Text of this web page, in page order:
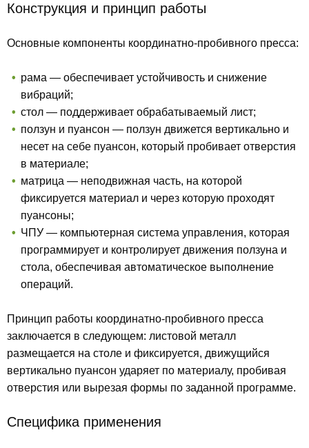
Конструкция и принцип работы
Основные компоненты координатно-пробивного пресса:
рама — обеспечивает устойчивость и снижение
вибраций;
стол — поддерживает обрабатываемый лист;
ползун и пуансон — ползун движется вертикально и
несет на себе пуансон, который пробивает отверстия
в материале;
матрица — неподвижная часть, на которой
фиксируется материал и через которую проходят
пуансоны;
ЧПУ — компьютерная система управления, которая
программирует и контролирует движения ползуна и
стола, обеспечивая автоматическое выполнение
операций.
Принцип работы координатно-пробивного пресса
заключается в следующем: листовой металл
размещается на столе и фиксируется, движущийся
вертикально пуансон ударяет по материалу, пробивая
отверстия или вырезая формы по заданной программе.
Специфика применения